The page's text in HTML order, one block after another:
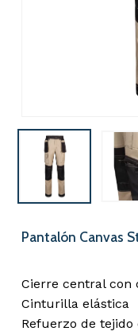
Pantalón Canvas
Cierre central con
Cinturilla elástica
Refuerzo de